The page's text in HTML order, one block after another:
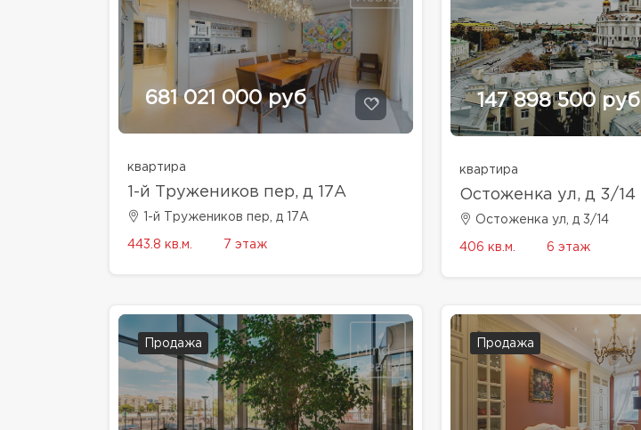
681 021 000 руб
квартира
1-й Тружеников пер, д 17А
1-й Тружеников пер, д 17А
443.8 кв.м. 7 этаж
147 898 500 руб
квартира
Остоженка ул, д 3/14
Остоженка ул, д 3/14
406 кв.м. 6 этаж
Продажа Продажа